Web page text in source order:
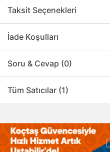
Taksit Seçenekleri
İade Koşulları
Soru & Cevap (0)
Tüm Satıcılar (1)